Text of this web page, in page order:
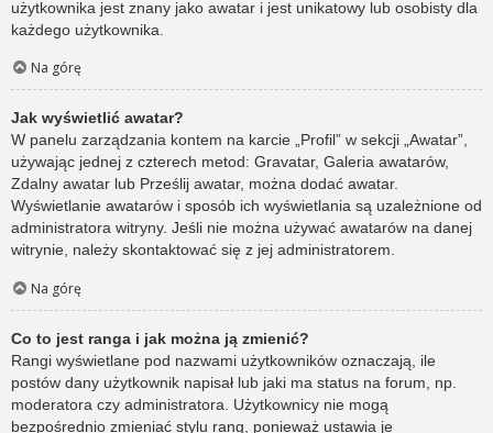
użytkownika jest znany jako awatar i jest unikatowy lub osobisty dla
każdego użytkownika.
Na górę
Jak wyświetlić awatar?
W panelu zarządzania kontem na karcie „Profil” w sekcji „Awatar”,
używając jednej z czterech metod: Gravatar, Galeria awatarów,
Zdalny awatar lub Prześlij awatar, można dodać awatar.
Wyświetlanie awatarów i sposób ich wyświetlania są uzależnione od
administratora witryny. Jeśli nie można używać awatarów na danej
witrynie, należy skontaktować się z jej administratorem.
Na górę
Co to jest ranga i jak można ją zmienić?
Rangi wyświetlane pod nazwami użytkowników oznaczają, ile
postów dany użytkownik napisał lub jaki ma status na forum, np.
moderatora czy administratora. Użytkownicy nie mogą
bezpośrednio zmieniać stylu rang, ponieważ ustawia je